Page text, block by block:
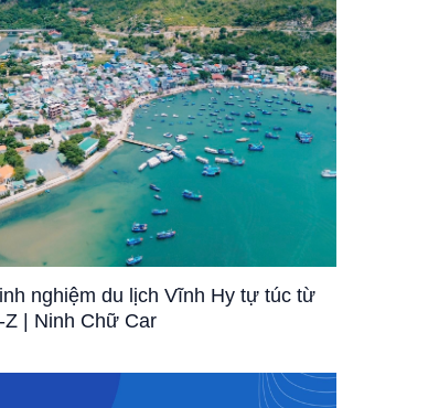
nghiệm du lịch Vĩnh Hy tự túc từ
Z | Ninh Chữ Car